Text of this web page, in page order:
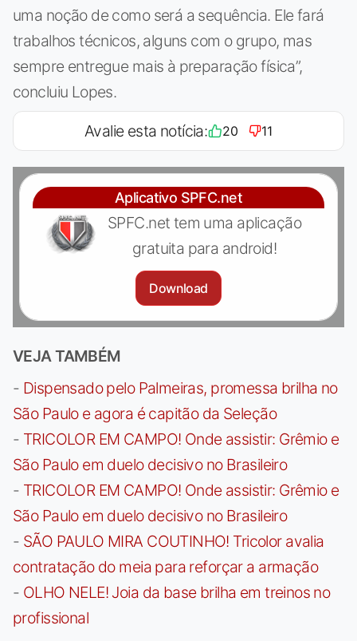
uma noção de como será a sequência. Ele fará
trabalhos técnicos, alguns com o grupo, mas
sempre entregue mais à preparação física”,
concluiu Lopes.
Avalie esta notícia: 20 11
Aplicativo SPFC.net
SPFC.net tem uma aplicação
gratuita para android!
Download
VEJA TAMBÉM
- Dispensado pelo Palmeiras, promessa brilha no
São Paulo e agora é capitão da Seleção
- TRICOLOR EM CAMPO! Onde assistir: Grêmio e
São Paulo em duelo decisivo no Brasileiro
- TRICOLOR EM CAMPO! Onde assistir: Grêmio e
São Paulo em duelo decisivo no Brasileiro
- SÃO PAULO MIRA COUTINHO! Tricolor avalia
contratação do meia para reforçar a armação
- OLHO NELE! Joia da base brilha em treinos no
profissional